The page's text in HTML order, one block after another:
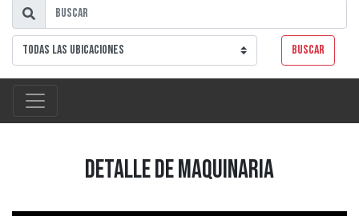
Buscar
Detalle de Maquinaria